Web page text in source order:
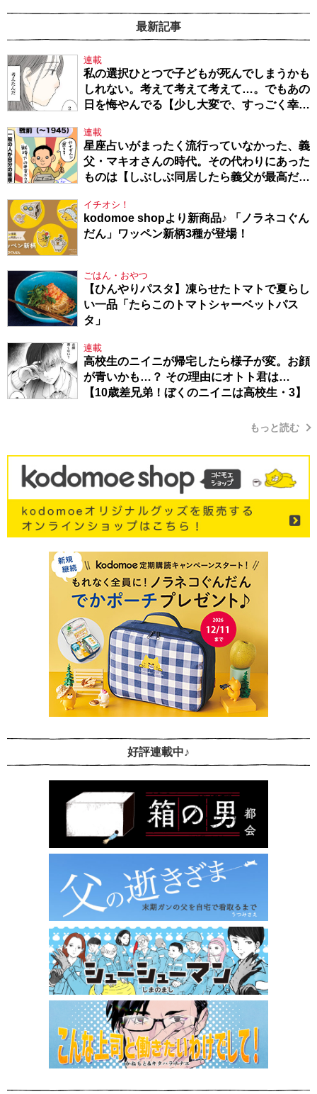
最新記事
連載
私の選択ひとつで子どもが死んでしまうかも
しれない。考えて考えて考えて…。でもあの
日を悔やんでる【少し大変で、すっごく幸せ
～・54】
連載
星座占いがまったく流行っていなかった、義
父・マキオさんの時代。その代わりにあった
ものは【しぶしぶ同居したら義父が最高だっ
イチオシ！
kodomoe shopより新商品♪ 「ノラネコぐん
だん」ワッペン新柄3種が登場！
ごはん・おやつ
【ひんやりパスタ】凍らせたトマトで夏らし
い一品「たらこのトマトシャーベットパス
タ」
連載
高校生のニイニが帰宅したら様子が変。お顔
が青いかも…？ その理由にオトト君は…
【10歳差兄弟！ぼくのニイニは高校生・3】
もっと読む
好評連載中♪